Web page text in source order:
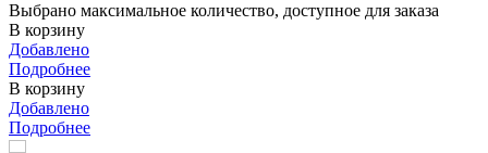
Выбрано максимальное количество, доступное для заказа
В корзину
Добавлено
Подробнее
В корзину
Добавлено
Подробнее